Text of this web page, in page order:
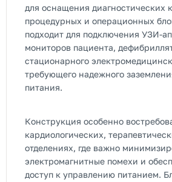
для оснащения диагностических
процедурных и операционных
подходит для подключения УЗИ-
мониторов пациента,
стационарного
требующего надежного
питания.
Конструкция особенно
кардиологических,
отделениях, где важно
электромагнитные помехи и
доступ к управлению питанием.